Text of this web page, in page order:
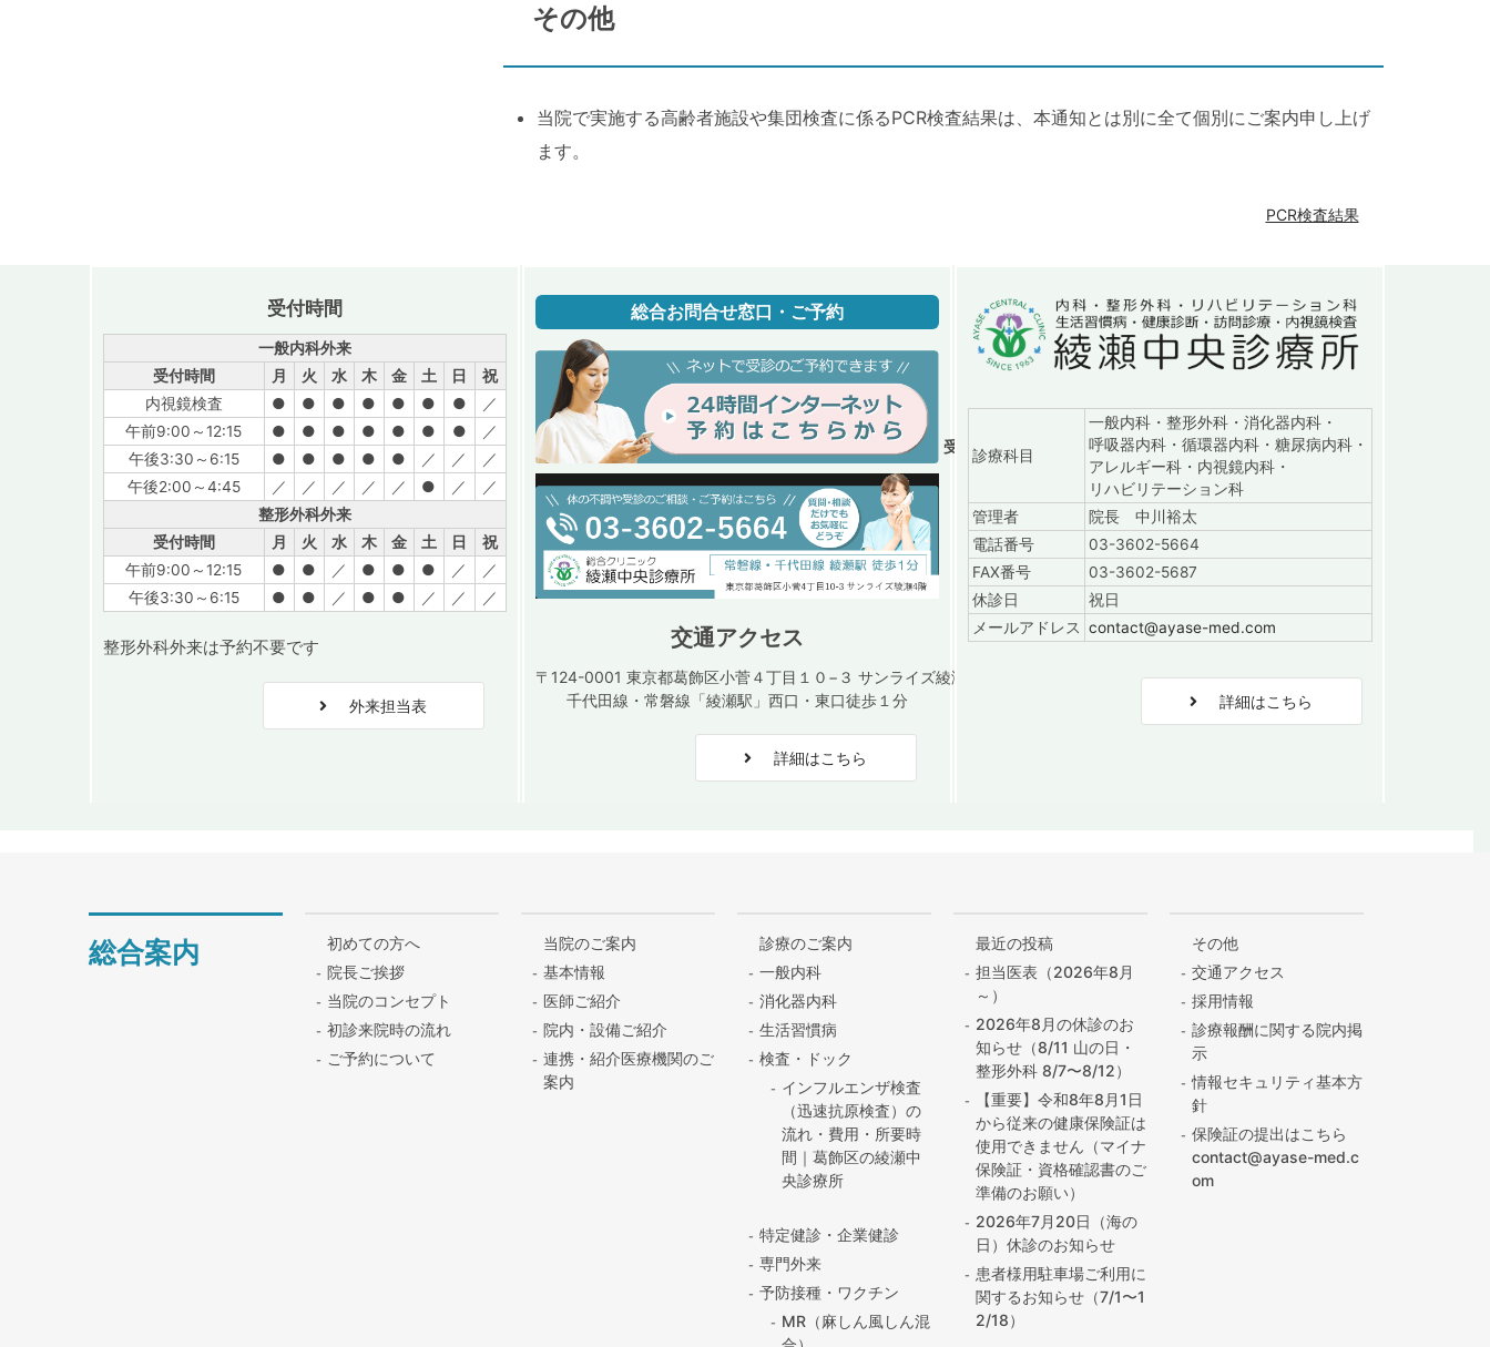
その他
当院で実施する高齢者施設や集団検査に係るPCR検査結果は、本通知とは別に全て個別にご案内申し上げ
ます。
PCR検査結果
受付時間
一般内科外来
受付時間
月 火 水 木 金 土 日
祝
内視鏡検査
● ● ● ● ● ● ●
／
午前9:00～12:15
● ● ● ● ● ● ●
／
午後3:30～6:15
● ● ● ● ● ／ ／
／
午後2:00～4:45
／ ／ ／ ／ ／ ● ／
／
整形外科外来
受付時間
月 火 水 木 金 土 日
祝
午前9:00～12:15
● ● ／ ● ● ● ／
／
午後3:30～6:15
● ● ／ ● ● ／ ／ ／
整形外科外来は予約不要です
外来担当表
総合お問合せ窓口・ご予約
受付時間：診察日9:00～18:15（土は16:45、日は12:15まで）
交通アクセス
〒124-0001 東京都葛飾区小菅４丁目１０−３ サンライズ綾瀬４階
千代田線・常磐線「綾瀬駅」西口・東口徒歩１分
詳細はこちら
診療科目
一般内科・整形外科・消化器内科・
呼吸器内科・循環器内科・糖尿病内科・
アレルギー科・内視鏡内科・
リハビリテーション科
管理者
院長 中川裕太
電話番号
03-3602-5664
FAX番号
03-3602-5687
休診日
祝日
メールアドレス contact@ayase-med.com
詳細はこちら
総合案内
初めての方へ
院長ご挨拶
当院のコンセプト
初診来院時の流れ
ご予約について
当院のご案内
基本情報
医師ご紹介
院内・設備ご紹介
連携・紹介医療機関のご
案内
診療のご案内
一般内科
消化器内科
生活習慣病
検査・ドック
インフルエンザ検査
（迅速抗原検査）の
流れ・費用・所要時
間｜葛飾区の綾瀬中
央診療所
特定健診・企業健診
専門外来
予防接種・ワクチン
MR（麻しん風しん混
最近の投稿
担当医表（2026年8月
～）
2026年8月の休診のお
知らせ（8/11 山の日・
整形外科 8/7〜8/12）
【重要】令和8年8月1日
から従来の健康保険証は
使用できません（マイナ
保険証・資格確認書のご
準備のお願い）
2026年7月20日（海の
日）休診のお知らせ
患者様用駐車場ご利用に
関するお知らせ（7/1〜1
2/18）
その他
交通アクセス
採用情報
診療報酬に関する院内掲
示
情報セキュリティ基本方
針
保険証の提出はこちら
contact@ayase-med.c
om